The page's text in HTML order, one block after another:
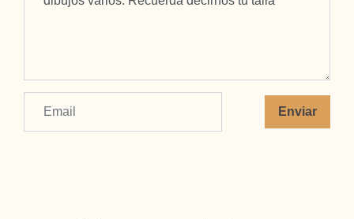
Enviar